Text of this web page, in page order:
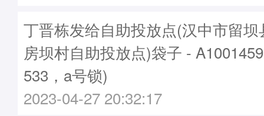
丁晋栋发给自助投放点(汉中市留
房坝村自助投放点)袋子 -
533，a号锁)
2023-04-27 20:32:17